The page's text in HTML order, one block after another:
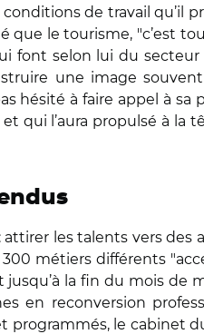
de travail qu’il
le tourisme, "c’est
font selon lui du
une image
hésité à faire appel à
qui l’aura propulsé à la
les talents vers des
métiers différents
la fin du mois de
en reconversion
programmés, le cabinet